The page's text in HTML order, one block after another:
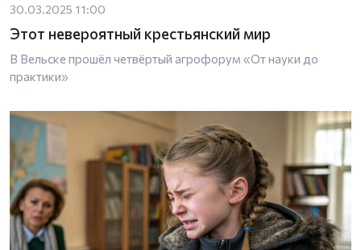
30.03.2025 11:00
Этот невероятный крестьянский мир
В Вельске прошёл четвёртый агрофорум «От науки до
практики»